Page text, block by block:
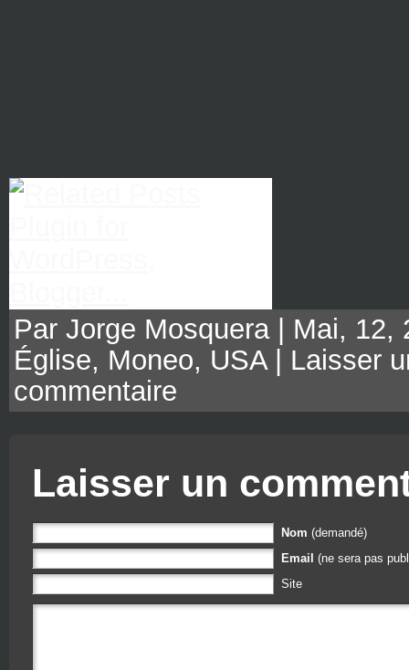
Par Jorge Mosquera | Mai, 12,
Église, Moneo, USA| Laisser
commentaire
Laisser un
Nom (demandé)
Email (ne sera pas
Site